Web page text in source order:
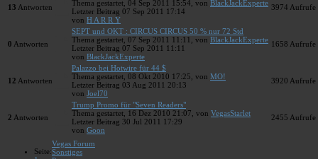
13 Antworten
Thema gestartet, 04 Sep 2011 15:54, von BlackJackExperte
Letzter Beitrag 07 Sep 2011 17:14
von H A R R Y
3974 Aufrufe
0 Antworten
SEPT und OKT : CIRCUS CIRCUS 50 % nur 72 Std
Thema gestartet, 07 Sep 2011 11:11, von BlackJackExperte
Letzter Beitrag 07 Sep 2011 11:11
von BlackJackExperte
1658 Aufrufe
12 Antworten
Palazzo bei Hotwire für 44 $
Thema gestartet, 08 Okt 2010 17:25, von MO!
Letzter Beitrag 03 Aug 2011 20:13
von Joel70
3920 Aufrufe
2 Antworten
Trump Promo für "Seven Readers"
Thema gestartet, 16 Dez 2010 21:07, von VegasStarlet
Letzter Beitrag 30 Jul 2011 17:29
von Goon
2455 Aufrufe
Seite:
Vegas Forum
Sonstiges